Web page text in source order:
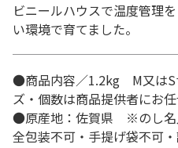
ビニールハウスで温度管理
い環境で育てました。
●商品内容／1.2kg M又は
ズ・個数は商品提供者にお
●原産地：佐賀県 ※のし名
全包装不可・手提げ袋不可